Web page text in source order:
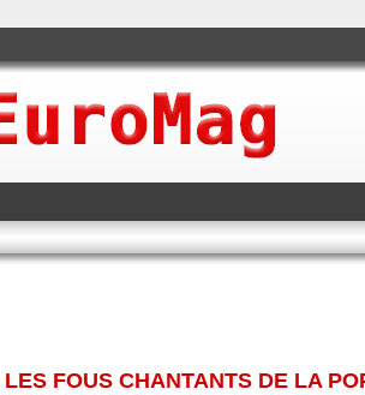
FOUS CHANTANTS DE LA